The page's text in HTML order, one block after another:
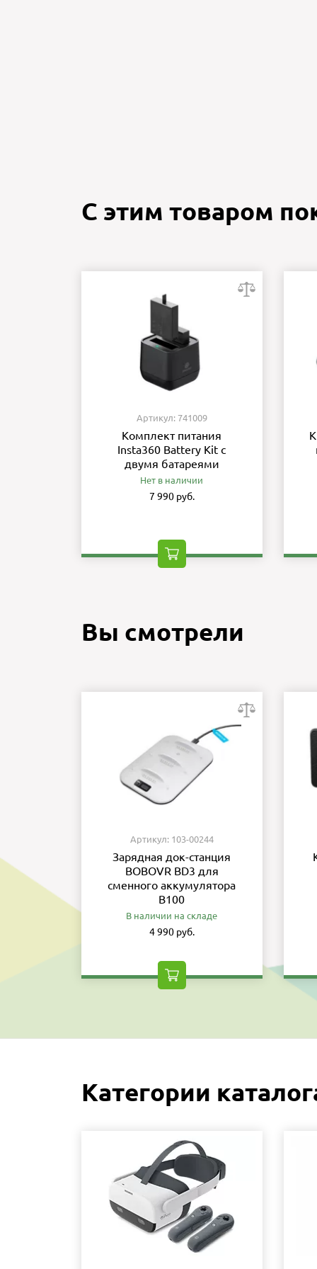
С этим товаром
Артикул: 741009
Комплект питания
Insta360 Battery Kit с
двумя батареями
Нет в наличии
7 990 руб.
Вы смотрели
Артикул: 103-00244
Зарядная док-станция
BOBOVR BD3 для
сменного аккумулятора
B100
В наличии на складе
4 990 руб.
Категории